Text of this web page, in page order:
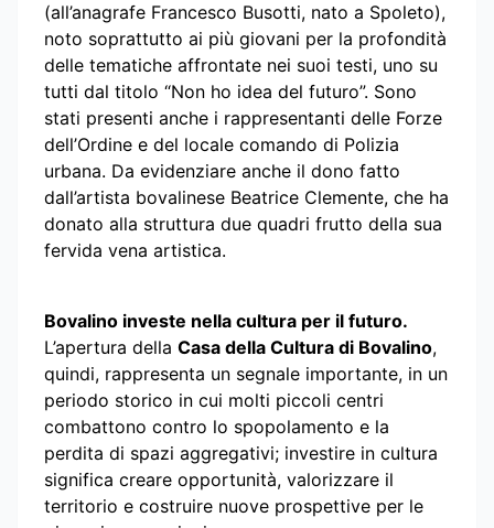
(all’anagrafe Francesco Busotti, nato a Spoleto),
noto soprattutto ai più giovani per la profondità
delle tematiche affrontate nei suoi testi, uno su
tutti dal titolo “Non ho idea del futuro”. Sono
stati presenti anche i rappresentanti delle Forze
dell’Ordine e del locale comando di Polizia
urbana. Da evidenziare anche il dono fatto
dall’artista bovalinese Beatrice Clemente, che ha
donato alla struttura due quadri frutto della sua
fervida vena artistica.
Bovalino investe nella cultura per il futuro.
L’apertura della Casa della Cultura di Bovalino,
quindi, rappresenta un segnale importante, in un
periodo storico in cui molti piccoli centri
combattono contro lo spopolamento e la
perdita di spazi aggregativi; investire in cultura
significa creare opportunità, valorizzare il
territorio e costruire nuove prospettive per le